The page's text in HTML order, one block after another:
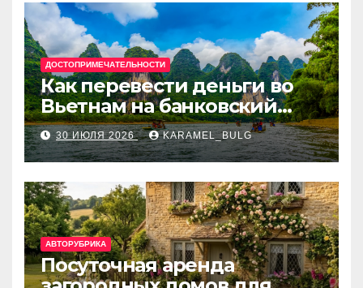
ДОСТОПРИМЕЧАТЕЛЬНОСТИ
Как перевести деньги во
Вьетнам на банковский
счёт: VietcomBank, BIDV,
Techcombank и другие
банки
30 ИЮЛЯ 2026 KARAMEL_BULG
АВТОРУБРИКА
Посуточная аренда